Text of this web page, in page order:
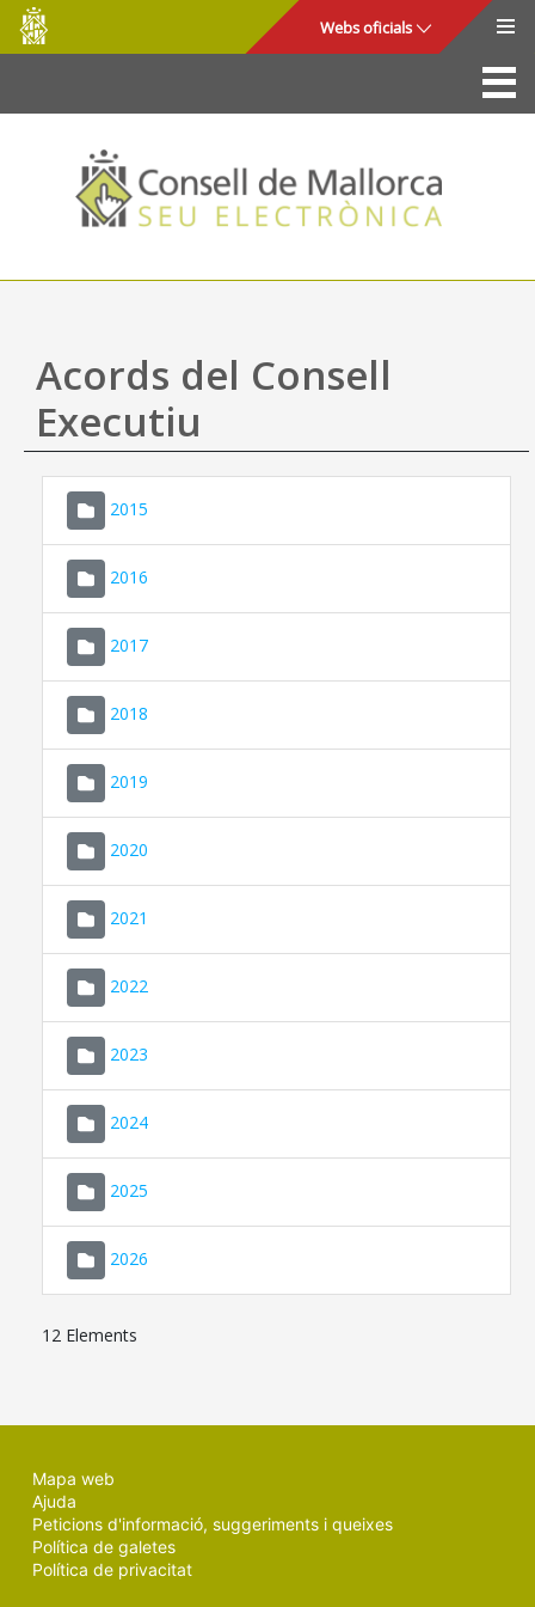
Salta al contingut principal
Consell
de
Mallorca
Webs oficials
La Seu
Consell de Mallorca
Accés i seguretat
Utilitats
Ajuda
Acords del Consell
Executiu
2015
2016
2017
2018
2019
2020
2021
2022
2023
2024
2025
2026
12 Elements
Mapa web
Ajuda
Peticions d'informació, suggeriments i queixes
Política de galetes
Política de privacitat